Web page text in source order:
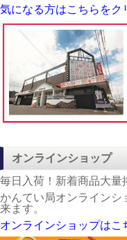
気になる方はこちらを
オンラインショップ
毎日入荷！新着商品大量
かんてい局オンラインシ
来ます。
オンラインショップはこ